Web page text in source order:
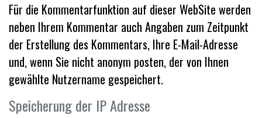
Für die Kommentarfunktion auf dieser WebSite werden
neben Ihrem Kommentar auch Angaben zum Zeitpunkt
der Erstellung des Kommentars, Ihre E-Mail-Adresse
und, wenn Sie nicht anonym posten, der von Ihnen
gewählte Nutzername gespeichert.
Speicherung der IP Adresse